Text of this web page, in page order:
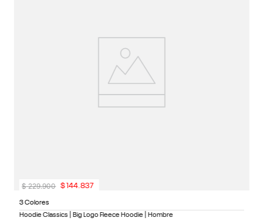
3 Colores
Hoodie Classics | Big Logo Fleece Hoodie | Hombre
$ 229.900 $ 144.837